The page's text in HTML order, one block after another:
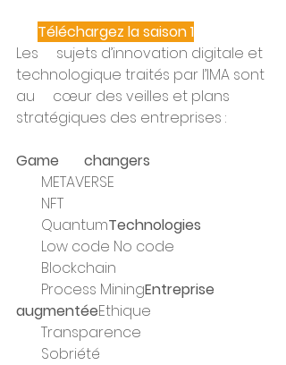
Téléchargez la saison 1
Les     sujets d’innovation digitale et
technologique traités par l’IMA sont
au     cœur des veilles et plans
stratégiques des entreprises :
Game       changers
       METAVERSE
       NFT
       Quantum
Technologies
       Low code No code
       Blockchain
       Process Mining
Entreprise
augmentéeEthique
       Transparence
       Sobriété